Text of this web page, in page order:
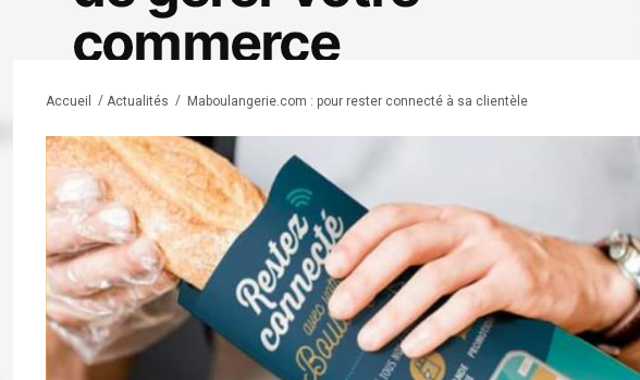
Accueil / Actualités / Maboulangerie.com : pour rester connecté à sa clientèle